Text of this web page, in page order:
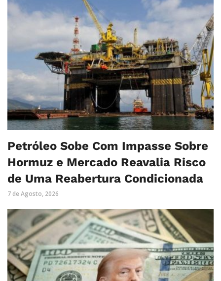
Petróleo Sobe Com Impasse Sobre
Hormuz e Mercado Reavalia Risco
de Uma Reabertura Condicionada
7 de Agosto, 2026